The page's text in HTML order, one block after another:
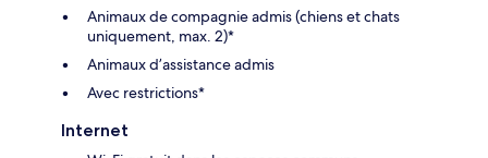
Animaux de compagnie admis (chiens et chats
uniquement, max. 2)*
Animaux d’assistance admis
Avec restrictions*
Internet